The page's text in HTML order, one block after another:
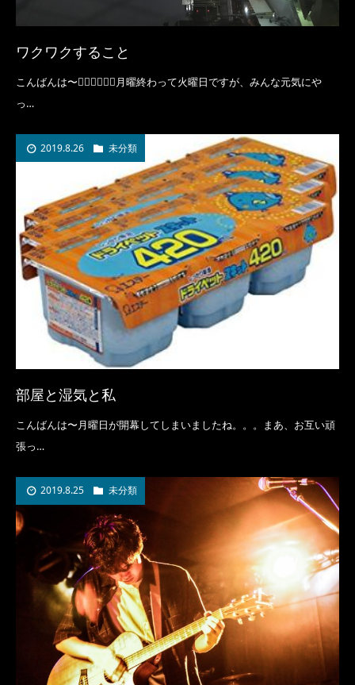
ワクワクすること
こんばんは〜🧚🏻‍♀️🧚🏻‍♀️月曜終わって火曜日ですが、みんな元気にや
っ…
2019.8.26 未分類
部屋と湿気と私
こんばんは〜月曜日が開幕してしまいましたね。。。まあ、お互い頑
張っ…
2019.8.25 未分類